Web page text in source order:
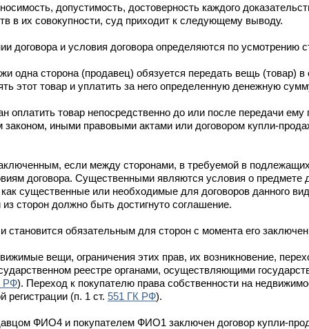
допустимость, достоверность каждого
в их совокупности, суд приходит к следующему выводу.
договора и условия договора определяются по усмотрению
одна сторона (продавец) обязуется передать вещь (товар) в
этот товар и уплатить за него определенную денежную
оплатить товар непосредственно до или после передачи
иными правовыми актами или договором купли-
если между сторонами, в требуемой в
договора. Существенными являются условия о предмете
существенные или необходимые для договоров данного
сторон должно быть достигнуто соглашение.
становится обязательным для сторон с момента его
вещи, ограничения этих прав, их возникновение,
реестре органами, осуществляющими
РФ). Переход к покупателю права собственности на
регистрации (п. 1 ст. 551 ГК РФ).
ФИО4 и покупателем ФИО1 заключен договор купли-